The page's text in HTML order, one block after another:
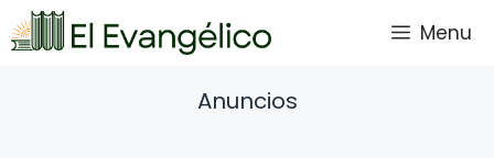
Saltar
al
Menu
Anuncios